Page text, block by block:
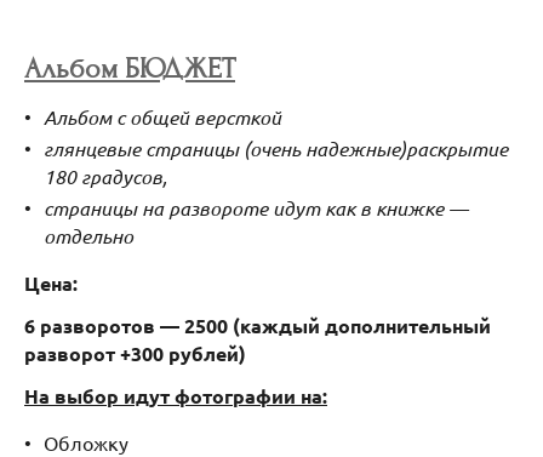
Альбом БЮДЖЕТ
Альбом с общей версткой
глянцевые страницы (очень надежные)раскрытие
180 градусов,
страницы на развороте идут как в книжке —
отдельно
Цена:
6 разворотов — 2500 (каждый дополнительный
разворот +300 рублей)
На выбор идут фотографии на:
Обложку